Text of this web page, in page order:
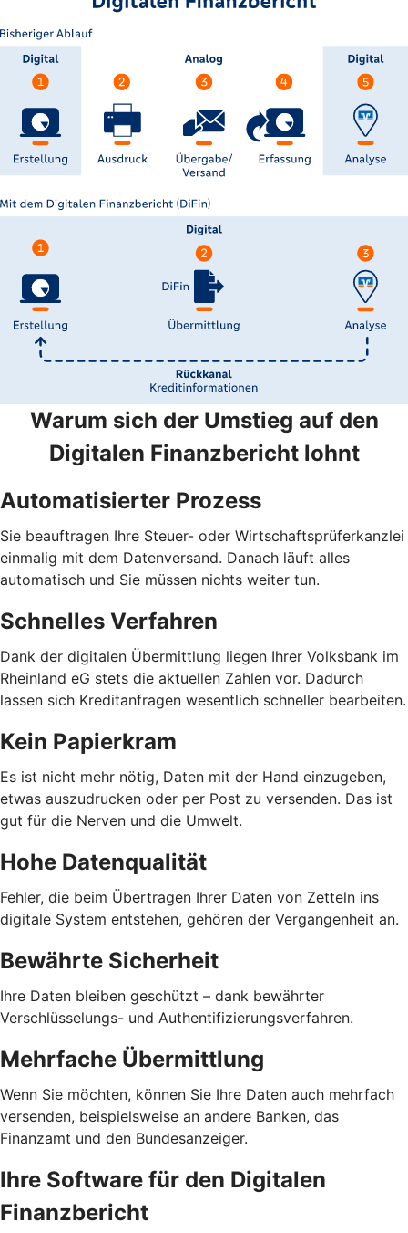
Warum sich der Umstieg auf den
Digitalen Finanzbericht lohnt
Automatisierter Prozess
Sie beauftragen Ihre Steuer- oder Wirtschaftsprüferkanzlei
einmalig mit dem Datenversand. Danach läuft alles
automatisch und Sie müssen nichts weiter tun.
Schnelles Verfahren
Dank der digitalen Übermittlung liegen Ihrer Volksbank im
Rheinland eG stets die aktuellen Zahlen vor. Dadurch
lassen sich Kreditanfragen wesentlich schneller bearbeiten.
Kein Papierkram
Es ist nicht mehr nötig, Daten mit der Hand einzugeben,
etwas auszudrucken oder per Post zu versenden. Das ist
gut für die Nerven und die Umwelt.
Hohe Datenqualität
Fehler, die beim Übertragen Ihrer Daten von Zetteln ins
digitale System entstehen, gehören der Vergangenheit an.
Bewährte Sicherheit
Ihre Daten bleiben geschützt – dank bewährter
Verschlüsselungs- und Authentifizierungsverfahren.
Mehrfache Übermittlung
Wenn Sie möchten, können Sie Ihre Daten auch mehrfach
versenden, beispielsweise an andere Banken, das
Finanzamt und den Bundesanzeiger.
Ihre Software für den Digitalen
Finanzbericht